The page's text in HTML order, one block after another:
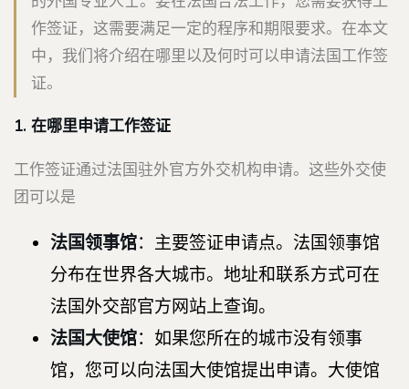
作签证，这需要满足一定的程序和期限要求。在本文
中，我们将介绍在哪里以及何时可以申请法国工作签
证。
1. 在哪里申请工作签证
工作签证通过法国驻外官方外交机构申请。这些外交使
团可以是
法国领事馆：主要签证申请点。法国领事馆
分布在世界各大城市。地址和联系方式可在
法国外交部官方网站上查询。
法国大使馆：如果您所在的城市没有领事
馆，您可以向法国大使馆提出申请。大使馆